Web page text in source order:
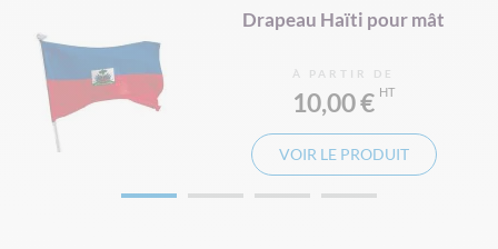
Drapeau Haïti pour mât
À PARTIR DE
10,00 €
VOIR LE PRODUIT